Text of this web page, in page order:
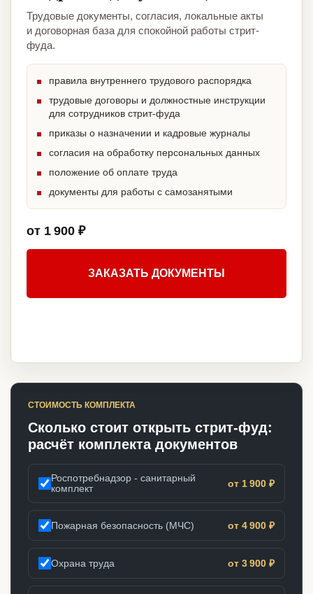
Трудовые документы, согласия, локальные акты
и договорная база для спокойной работы стрит-
фуда.
правила внутреннего трудового распорядка
трудовые договоры и должностные инструкции
для сотрудников стрит-фуда
приказы о назначении и кадровые журналы
согласия на обработку персональных данных
положение об оплате труда
документы для работы с самозанятыми
от 1 900 ₽
ЗАКАЗАТЬ ДОКУМЕНТЫ
СТОИМОСТЬ КОМПЛЕКТА
Сколько стоит открыть стрит-фуд:
расчёт комплекта документов
Роспотребнадзор - санитарный
комплект
от 1 900 ₽
Пожарная безопасность (МЧС) от 4 900 ₽
Охрана труда от 3 900 ₽